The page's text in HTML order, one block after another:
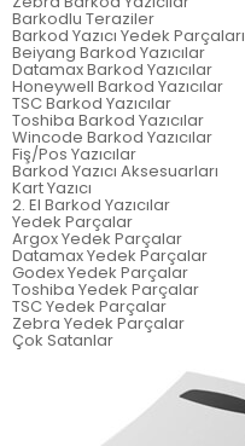
Barkodlu Teraziler
Barkod Yazıcı Yedek Parçaları
Beiyang Barkod Yazıcılar
Datamax Barkod Yazıcılar
Honeywell Barkod Yazıcılar
TSC Barkod Yazıcılar
Toshiba Barkod Yazıcılar
Wincode Barkod Yazıcılar
Fiş/Pos Yazıcılar
Barkod Yazıcı Aksesuarları
Kart Yazıcı
2. El Barkod Yazıcılar
Yedek Parçalar
Argox Yedek Parçalar
Datamax Yedek Parçalar
Godex Yedek Parçalar
Toshiba Yedek Parçalar
TSC Yedek Parçalar
Zebra Yedek Parçalar
Çok Satanlar